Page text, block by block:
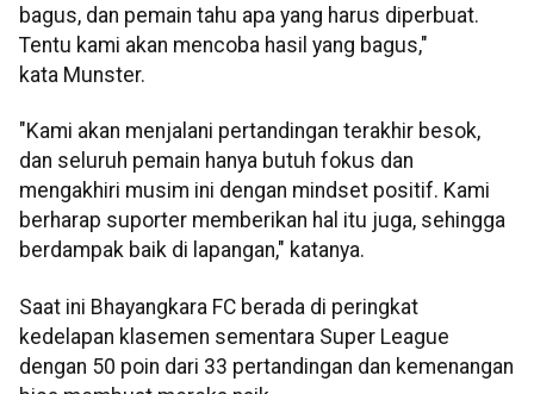
bagus, dan pemain tahu apa yang harus diperbuat.
Tentu kami akan mencoba hasil yang bagus,"
kata Munster.
"Kami akan menjalani pertandingan terakhir besok,
dan seluruh pemain hanya butuh fokus dan
mengakhiri musim ini dengan mindset positif. Kami
berharap suporter memberikan hal itu juga, sehingga
berdampak baik di lapangan," katanya.
Saat ini Bhayangkara FC berada di peringkat
kedelapan klasemen sementara Super League
dengan 50 poin dari 33 pertandingan dan kemenangan